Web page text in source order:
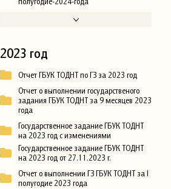
2023 год
Отчет ГБУК ТОДНТ по ГЗ за 2023 год
Отчет о выполнении государственого
задания ГБУК ТОДНТ за 9 месяцев 2023
года
Государственное задание ГБУК ТОДНТ
на 2023 год с изменениями
Государственное задание ГБУК ТОДНТ
на 2023 год от 27.11.2023 г.
Отчет о выполнении ГЗ ГБУК ТОДНТ за I
полугодие 2023 года